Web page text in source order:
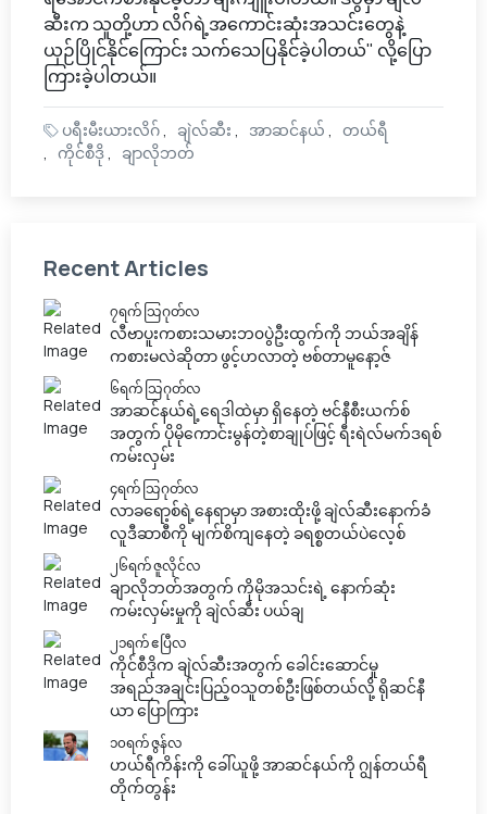
ဆီးက သူတို့ဟာ လိဂ်ရဲ့အကောင်းဆုံးအသင်းတွေနဲ့
ယှဉ်ပြိုင်နိုင်ကြောင်း သက်သေပြနိုင်ခဲ့ပါတယ်" လို့ပြော
ကြားခဲ့ပါတယ်။
ပရီးမီးယားလိဂ် ချဲလ်ဆီး အာဆင်နယ်
တယ်ရီ
ကိုင်စီဒို
ချာလိုဘတ်
Recent Articles
၇ရက် သြဂုတ်လ
လီဗာပူးကစားသမားဘ၀ပွဲဦးထွက်ကို ဘယ်အချိန်
ကစားမလဲဆိုတာ ဖွင့်ဟလာတဲ့ ဗစ်တာမူနော့ဇ်
၆ရက် သြဂုတ်လ
အာဆင်နယ်ရဲ့ရေဒါထဲမှာ ရှိနေတဲ့ ဗင်နီစီးယက်စ်
အတွက် ပိုမိုကောင်းမွန်တဲ့စာချုပ်ဖြင့် ရီးရဲလ်မက်ဒရစ်
ကမ်းလှမ်း
၄ရက် သြဂုတ်လ
လာခရော့စ်ရဲ့နေရာမှာ အစားထိုးဖို့ ချဲလ်ဆီးနောက်ခံ
လူဒီဆာစီကို မျက်စိကျနေတဲ့ ခရစ္စတယ်ပဲလေ့စ်
၂၆ရက် ဇူလိုင်လ
ချာလိုဘတ်အတွက် ကိုမိုအသင်းရဲ့ နောက်ဆုံး
ကမ်းလှမ်းမှုကို ချဲလ်ဆီး ပယ်ချ
၂၁ရက် ဧပြီလ
ကိုင်စီဒိုက ချဲလ်ဆီးအတွက် ခေါင်းဆောင်မှု
အရည်အချင်းပြည့်၀သူတစ်ဦးဖြစ်တယ်လို့ ရိုဆင်နီ
ယာ ပြောကြား
၁၀ရက် ဇွန်လ
ဟယ်ရီကိန်းကို ခေါ်ယူဖို့ အာဆင်နယ်ကို ဂျွန်တယ်ရီ
တိုက်တွန်း